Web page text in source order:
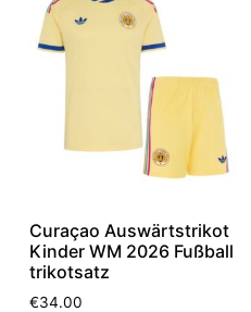
Curaçao Auswärtstrikot
Kinder WM 2026 Fußball
trikotsatz
€34.00